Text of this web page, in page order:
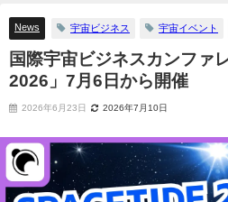
News 宇宙ビジネス 宇宙イベント
国際宇宙ビジネスカンファ
2026」7月6日から開催
2026年6月23日 2026年7月10日